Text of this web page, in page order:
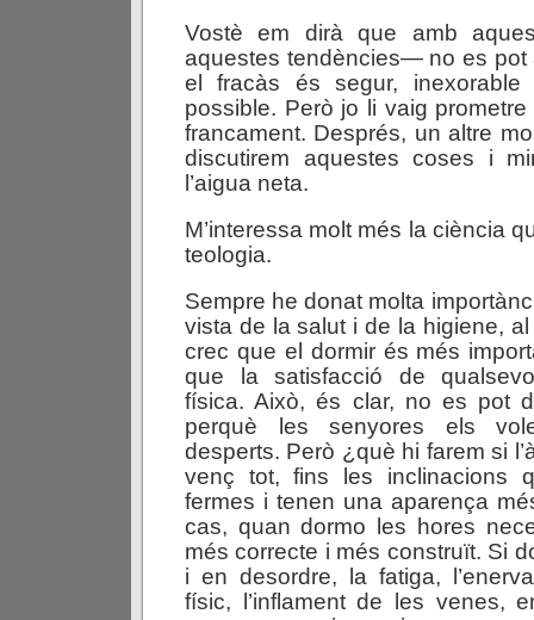
Vostè em dirà que amb
aquestes tendències— no es pot
el fracàs és segur,
possible. Però jo li vaig
francament. Després, un altre
discutirem aquestes coses i
l’aigua neta.
M’interessa molt més la ciència
teologia.
Sempre he donat molta
vista de la salut i de la higiene, al
crec que el dormir és més
que la satisfacció de
física. Això, és clar, no es pot
perquè les senyores els
desperts. Però ¿què hi farem si
venç tot, fins les inclinacions
fermes i tenen una aparença
cas, quan dormo les hores
més correcte i més construït. Si
i en desordre, la fatiga,
físic, l’inflament de les venes,